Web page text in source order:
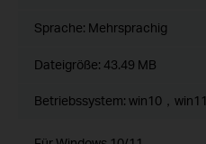
Sprache: Mehrsprachig
Dateigröße: 43.49 MB
Betriebssystem: win10，win11